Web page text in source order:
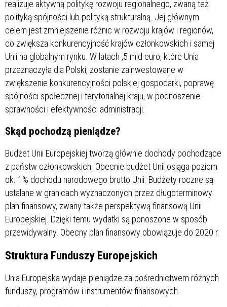
realizuje aktywną politykę rozwoju regionalnego, zwaną też
polityką spójności lub polityką strukturalną. Jej głównym
celem jest zmniejszenie różnic w rozwoju krajów i regionów,
co zwiększa konkurencyjność krajów członkowskich i samej
Unii na globalnym rynku. W latach ,5 mld euro, które Unia
przeznaczyła dla Polski, zostanie zainwestowane w
zwiększenie konkurencyjności polskiej gospodarki, poprawę
spójności społecznej i terytorialnej kraju, w podnoszenie
sprawności i efektywności administracji.
Skąd pochodzą pieniądze?
Budżet Unii Europejskiej tworzą głównie dochody pochodzące
z państw członkowskich. Obecnie budżet Unii osiąga poziom
ok. 1% dochodu narodowego brutto Unii. Budżety roczne są
ustalane w granicach wyznaczonych przez długoterminowy
plan finansowy, zwany także perspektywą finansową Unii
Europejskiej. Dzięki temu wydatki są ponoszone w sposób
przewidywalny. Obecny plan finansowy obowiązuje do 2020 r.
Struktura Funduszy Europejskich
Unia Europejska wydaje pieniądze za pośrednictwem różnych
funduszy, programów i instrumentów finansowych.